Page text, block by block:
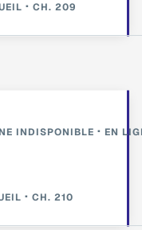
CH. 209
INDISPONIBLE EN
CH. 210